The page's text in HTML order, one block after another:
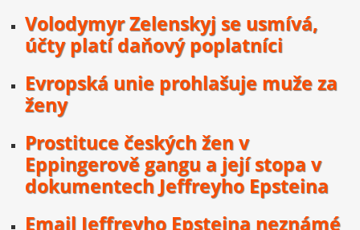
Volodymyr Zelenskyj se usmívá,
účty platí daňový poplatníci
Evropská unie prohlašuje muže za
ženy
Prostituce českých žen v
Eppingerově gangu a její stopa v
dokumentech Jeffreyho Epsteina
Email Jeffreyho Epsteina neznámé